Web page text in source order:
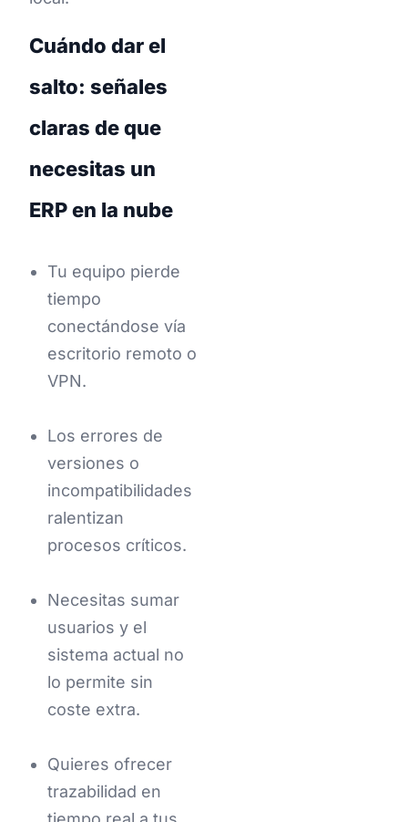
Cuándo dar el
salto: señales
claras de que
necesitas un
ERP en la nube
Tu equipo pierde
tiempo
conectándose vía
escritorio remoto o
VPN.
Los errores de
versiones o
incompatibilidades
ralentizan
procesos críticos.
Necesitas sumar
usuarios y el
sistema actual no
lo permite sin
coste extra.
Quieres ofrecer
trazabilidad en